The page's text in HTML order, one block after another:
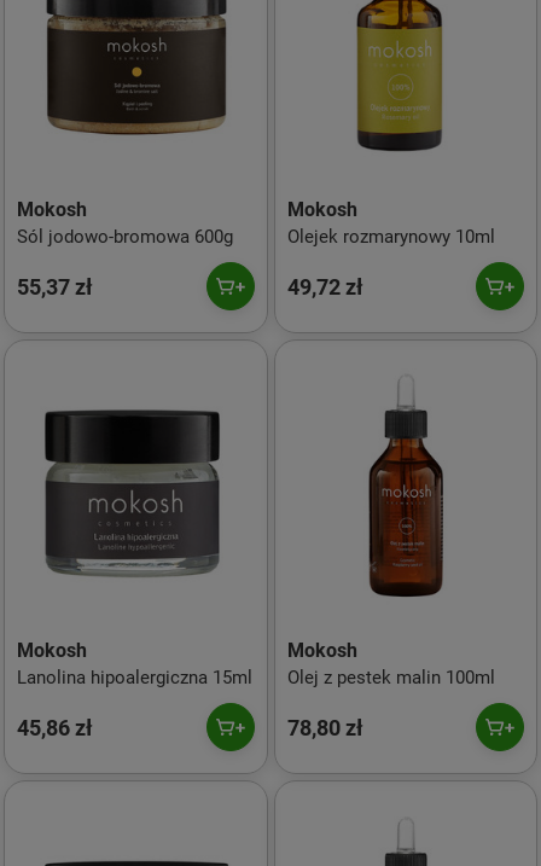
Mokosh
Sól jodowo-bromowa 600g
55,37 zł
Mokosh
Olejek rozmarynowy 10ml
49,72 zł
Mokosh
Lanolina hipoalergiczna 15ml
45,86 zł
Mokosh
Olej z pestek malin 100ml
78,80 zł